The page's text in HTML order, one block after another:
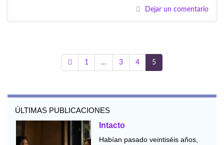
Dejar un comentario
1 … 3 4 5
ÚLTIMAS PUBLICACIONES
Intacto
Habían pasado veintiséis años,